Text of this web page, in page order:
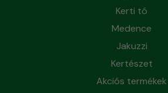
Kerti tó
Medence
Jakuzzi
Kertészet
Akciós termékek